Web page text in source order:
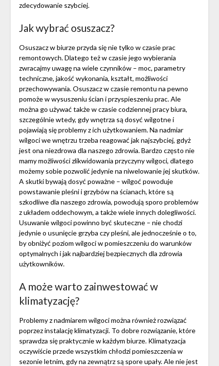
zdecydowanie szybciej.
Jak wybrać osuszacz?
Osuszacz w biurze przyda się nie tylko w czasie prac
remontowych. Dlatego też w czasie jego wybierania
zwracajmy uwagę na wiele czynników – moc, parametry
techniczne, jakość wykonania, kształt, możliwości
przechowywania. Osuszacz w czasie remontu na pewno
pomoże w wysuszeniu ścian i przyspieszeniu prac. Ale
można go używać także w czasie codziennej pracy biura,
szczególnie wtedy, gdy wnętrza są dosyć wilgotne i
pojawiają się problemy z ich użytkowaniem. Na nadmiar
wilgoci we wnętrzu trzeba reagować jak najszybciej, gdyż
jest ona niezdrowa dla naszego zdrowia. Bardzo często nie
mamy możliwości zlikwidowania przyczyny wilgoci, dlatego
możemy sobie pozwolić jedynie na niwelowanie jej skutków.
A skutki bywają dosyć poważne – wilgoć powoduje
powstawanie pleśni i grzybów na ścianach, które są
szkodliwe dla naszego zdrowia, powodują sporo problemów
z układem oddechowym, a także wiele innych dolegliwości.
Usuwanie wilgoci powinno być skuteczne – nie chodzi
jedynie o usunięcie grzyba czy pleśni, ale jednocześnie o to,
by obniżyć poziom wilgoci w pomieszczeniu do warunków
optymalnych i jak najbardziej bezpiecznych dla zdrowia
użytkowników.
A może warto zainwestować w
klimatyzację?
Problemy z nadmiarem wilgoci można również rozwiązać
poprzez instalację klimatyzacji. To dobre rozwiązanie, które
sprawdza się praktycznie w każdym biurze. Klimatyzacja
oczywiście przede wszystkim chłodzi pomieszczenia w
sezonie letnim, gdy na zewnątrz są spore upały. Ale nie jest